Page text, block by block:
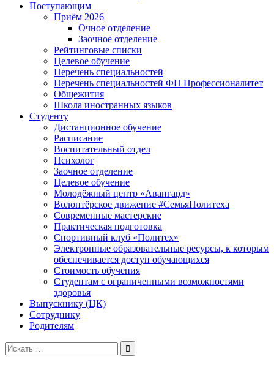
Поступающим
Приём 2026
Очное отделение
Заочное отделение
Рейтинговые списки
Целевое обучение
Перечень специальностей
Перечень специальностей ФП Профессионалитет
Общежития
Школа иностранных языков
Студенту
Дистанционное обучение
Расписание
Воспитательный отдел
Психолог
Заочное отделение
Целевое обучение
Молодёжный центр «Авангард»
Волонтёрское движение #СемьяПолитеха
Современные мастерские
Практическая подготовка
Спортивный клуб «Политех»
Электронные образовательные ресурсы, к которым
обеспечивается доступ обучающихся
Стоимость обучения
Студентам с ограниченными возможностями
здоровья
Выпускнику (ЦК)
Сотруднику
Родителям
Поиск
для: